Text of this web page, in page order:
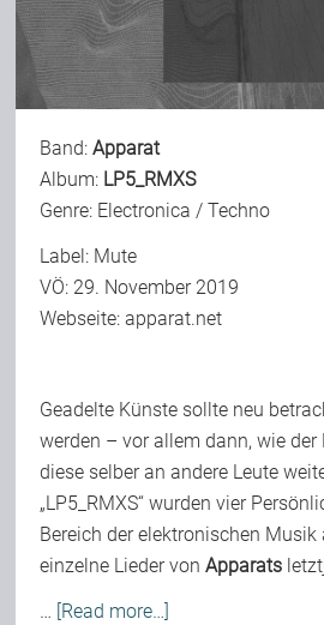
Bild-Archiv
Rezensionen
Musik
Alles andere
Backstage
Kontakt
Team
Band:Apparat
Album: LP5_RMXS
Genre: Electronica / Techno
Label: Mute
VÖ: 29. November 2019
Webseite:apparat.net
Geadelte Künste sollte neu
werden – vor allem dann, wie
diese selber an andere Leute
„LP5_RMXS“ wurden vier
Bereich der elektronischen Musik
einzelne Lieder vonApparats
… [Read more…]